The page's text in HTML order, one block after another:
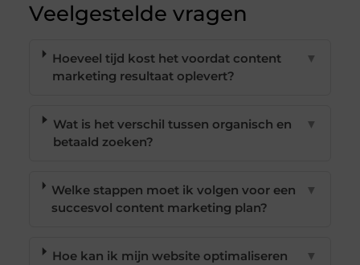
Veelgestelde vragen
Hoeveel tijd kost het voordat content
marketing resultaat oplevert?
▼
Wat is het verschil tussen organisch en
betaald zoeken?
▼
Welke stappen moet ik volgen voor een
succesvol content marketing plan?
▼
Hoe kan ik mijn website optimaliseren
▼